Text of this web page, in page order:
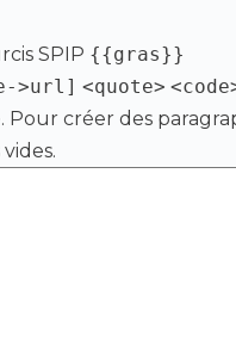
SPIP {{gras}}
>url] <quote>
. Pour créer des